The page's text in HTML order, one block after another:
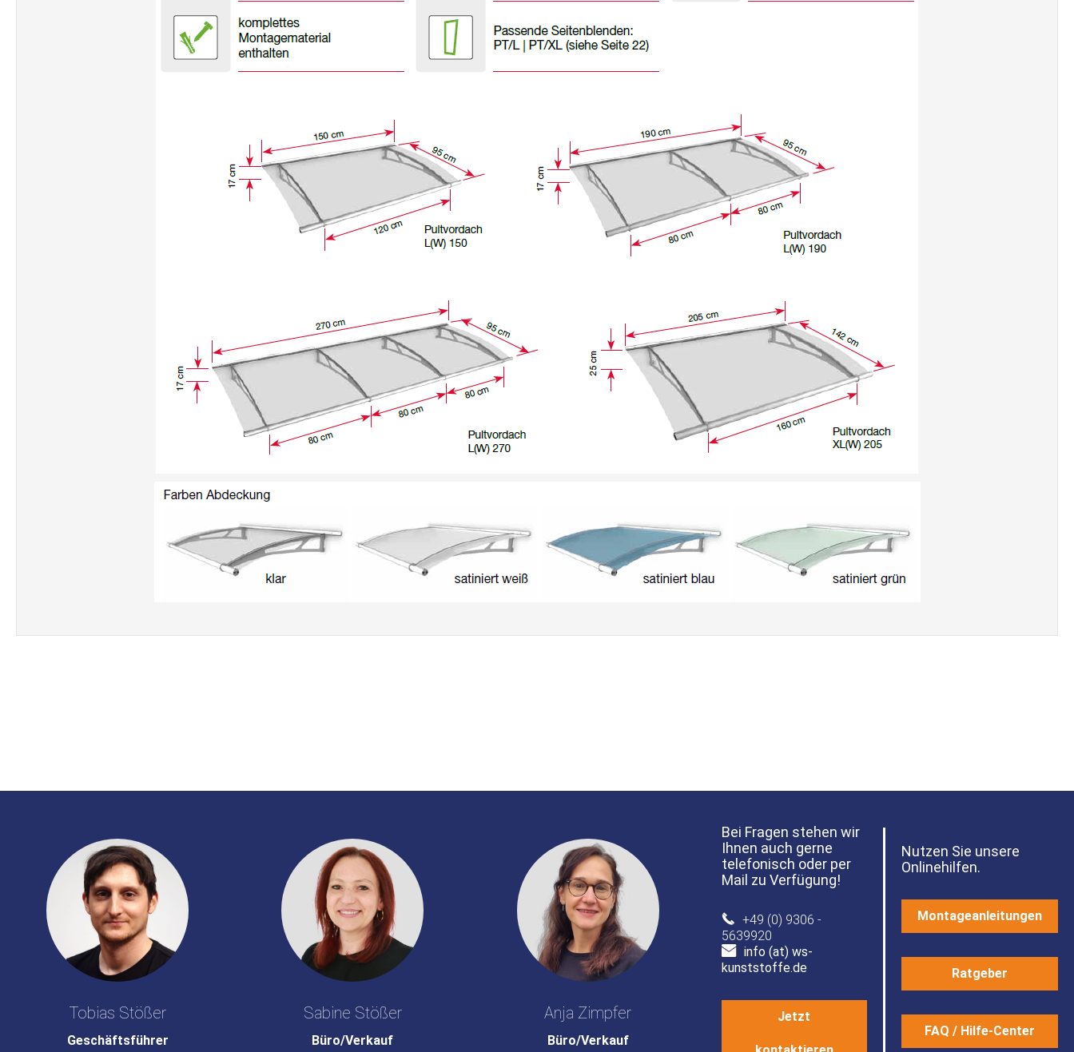
Tobias Stößer
Geschäftsführer
Sabine Stößer
Büro/Verkauf
Anja Zimpfer
Büro/Verkauf
Bei Fragen stehen wir
Ihnen auch gerne
telefonisch oder per
Mail zu Verfügung!
+49 (0) 9306 -
5639920
info (at) ws-
kunststoffe.de
Jetzt
Nutzen Sie unsere
Onlinehilfen.
Montageanleitungen
Ratgeber
FAQ / Hilfe-Center